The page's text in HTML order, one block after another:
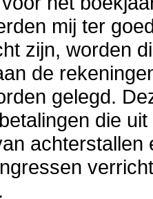
mij ter
zijn, worden
de
gelegd.
die